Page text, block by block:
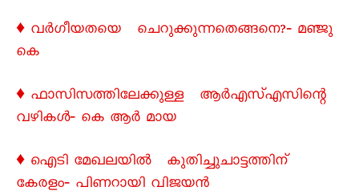
♦ വർഗീയതയെ ചെറുക്കുന്നതെങ്ങനെ?‐ മഞ്ജു
കെ
♦ ഫാസിസത്തിലേക്കുള്ള ആർഎസ്എസിന്റെ
വഴികൾ‐ കെ ആർ മായ
♦ ഐടി മേഖലയിൽ കുതിച്ചുചാട്ടത്തിന്
കേരളം‐ പിണറായി വിജയൻ